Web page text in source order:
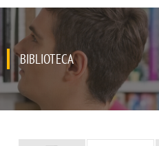
A UNIESP S.A.
QUEM SOMOS
BIBLIOTECA